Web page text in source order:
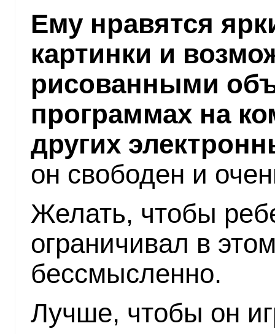
Ему нравятся
картинки и
рисованными
программах на
других
он свободен и
Желать, чтобы
ограничивал в
бессмысленно.
Лучше, чтобы он